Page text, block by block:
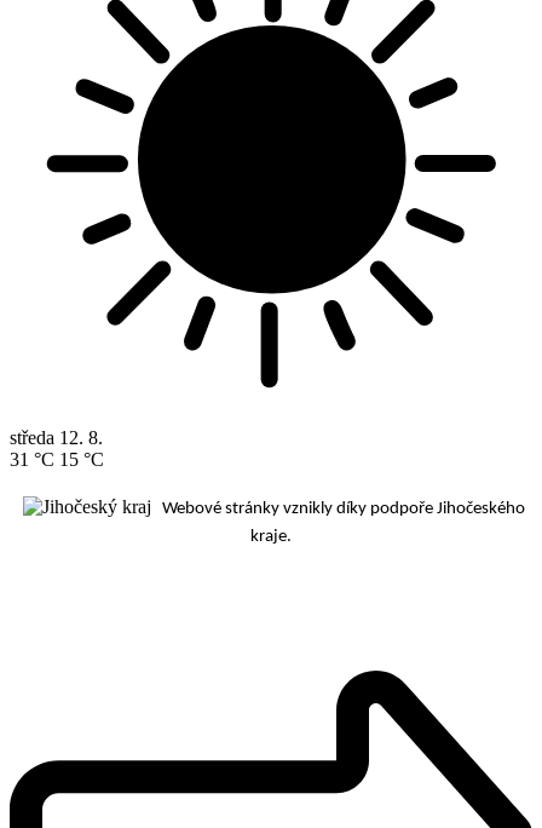
středa 12. 8.
31 °C 15 °C
Webové stránky vznikly díky podpoře Jihočeského
kraje.